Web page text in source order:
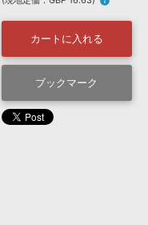
楽曲配信流通 サービス
無償のサウンド管理ソフト
カートに入れる
ブックマーク